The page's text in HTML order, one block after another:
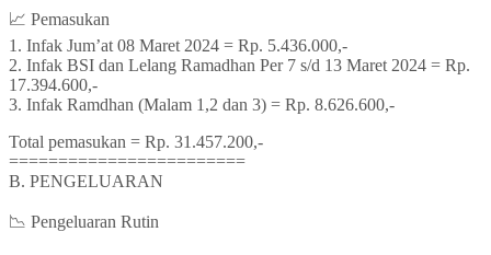
📈 Pemasukan
1. Infak Jum’at 08 Maret 2024 = Rp. 5.436.000,-
2. Infak BSI dan Lelang Ramadhan Per 7 s/d 13 Maret 2024 = Rp.
17.394.600,-
3. Infak Ramdhan (Malam 1,2 dan 3) = Rp. 8.626.600,-
Total pemasukan = Rp. 31.457.200,-
========================
B. PENGELUARAN
📉 Pengeluaran Rutin